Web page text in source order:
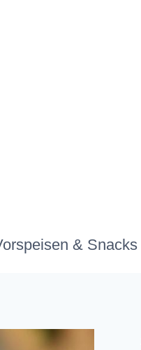
& Snacks